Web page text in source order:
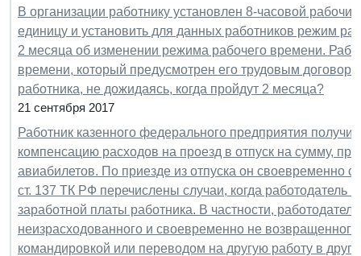
В организации работнику установлен 8-часовой
единицу и установить для данных работников режим
2 месяца об изменении режима рабочего времени.
времени, который предусмотрен его трудовым
работника, не дожидаясь, когда пройдут 2 месяца?
21 сентября 2017
Работник казенного федерального предприятия
компенсацию расходов на проезд в отпуск на сумму,
авиабилетов. По приезде из отпуска он своевременно
ст. 137 ТК РФ перечислены случаи, когда работодатель
заработной платы работника. В частности,
неизрасходованного и своевременно не
командировкой или переводом на другую работу в